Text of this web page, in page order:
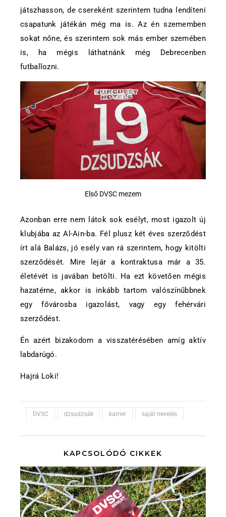
játszhasson, de csereként szerintem tudna lendíteni
csapatunk játékán még ma is. Az én szememben
sokat nőne, és szerintem sok más ember szemében
is, ha mégis láthatnánk még Debrecenben
futballozni.
Első DVSC mezem
Azonban erre nem látok sok esélyt, most igazolt új
klubjába az Al-Ain-ba. Fél plusz két éves szerződést
írt alá Balázs, jó esély van rá szerintem, hogy kitölti
szerződését. Mire lejár a kontraktusa már a 35.
életévét is javában betölti. Ha ezt követően mégis
hazatérne, akkor is inkább tartom valószínűbbnek
egy fővárosba igazolást, vagy egy fehérvári
szerződést.
Én azért bizakodom a visszatérésében amíg aktív
labdarúgó.
Hajrá Loki!
DVSC dzsudzsák karrier saját nevelés
KAPCSOLÓDÓ CIKKEK